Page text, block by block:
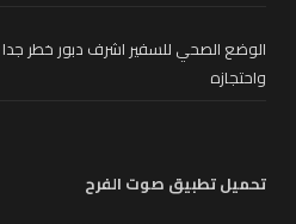
الوضع الصحي للسفير اشرف دبور خطر جدا
واحتجازه
تحميل تطبيق صوت الفرح